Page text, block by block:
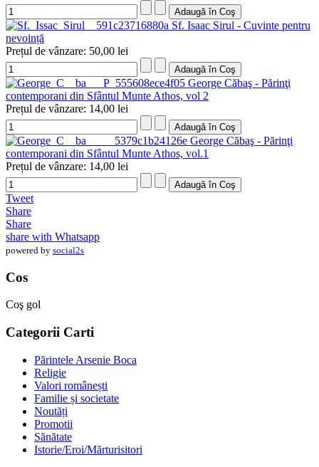
Sf. Isaac Sirul - Cuvinte pentru
nevoință
Prețul de vânzare: 50,00 lei
George Căbaş - Părinţi
contemporani din Sfântul Munte Athos, vol 2
Prețul de vânzare: 14,00 lei
George Căbaş - Părinţi
contemporani din Sfântul Munte Athos, vol.1
Prețul de vânzare: 14,00 lei
Tweet
Share
Share
share with Whatsapp
powered by social2s
Cos
Coş gol
Categorii Carti
Părintele Arsenie Boca
Religie
Valori românești
Familie și societate
Noutăți
Promotii
Sănătate
Istorie/Eroi/Mărturisitori